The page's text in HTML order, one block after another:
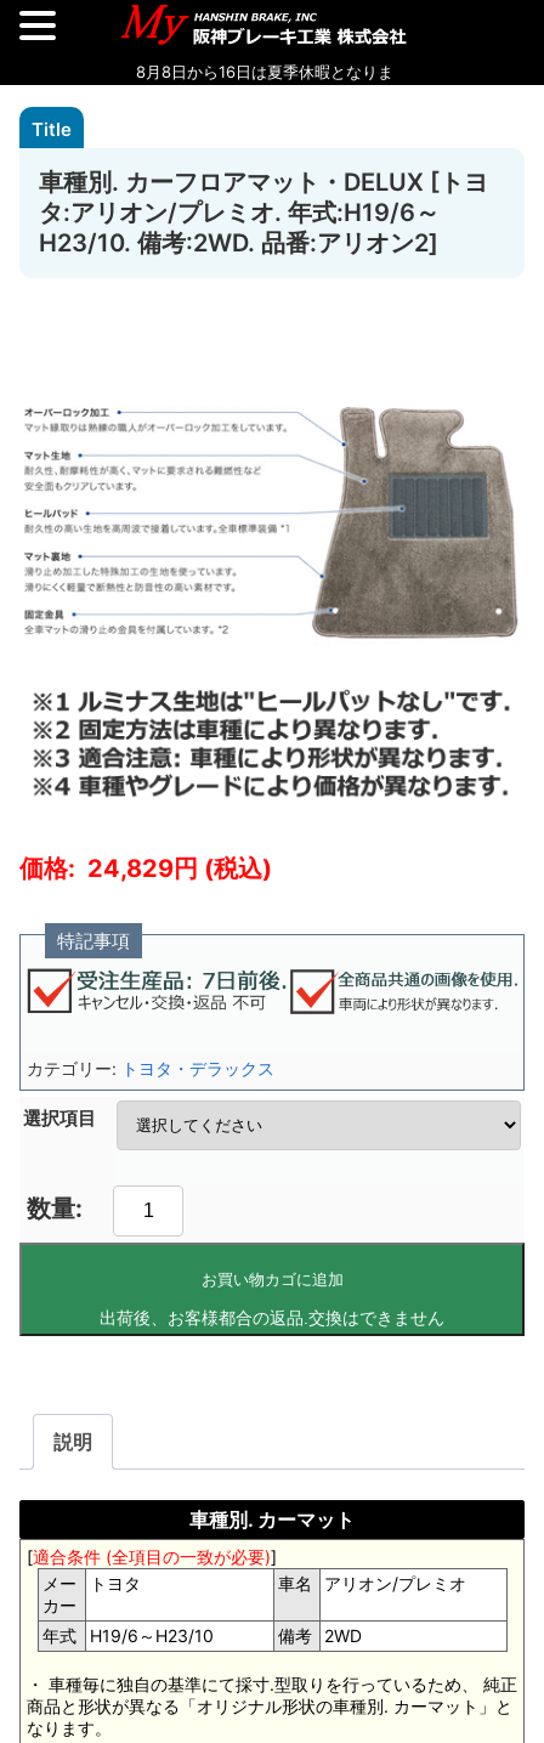
車種別. カーフロアマット・DELUX [トヨ
タ:アリオン/プレミオ. 年式:H19/6～
H23/10. 備考:2WD. 品番:アリオン2]
24,829
特記事項
選択項目
お買い物カゴに追加
カテゴリー: トヨタ・デラックス
説明
車種別. カーマット
[適合条件 (全項目の一致が必要)]
メー
カー
トヨタ 車名 アリオン/プレミオ
年式 H19/6～H23/10 備考 2WD
・ 車種毎に独自の基準にて採寸.型取りを行っているため、 純正
商品と形状が異なる「オリジナル形状の車種別. カーマット」と
なります。